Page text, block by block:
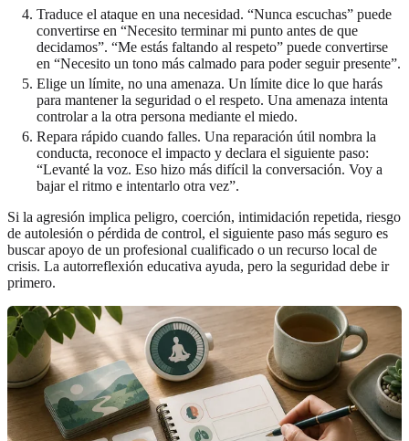
Traduce el ataque en una necesidad. “Nunca escuchas” puede
convertirse en “Necesito terminar mi punto antes de que
decidamos”. “Me estás faltando al respeto” puede convertirse
en “Necesito un tono más calmado para poder seguir presente”.
Elige un límite, no una amenaza. Un límite dice lo que harás
para mantener la seguridad o el respeto. Una amenaza intenta
controlar a la otra persona mediante el miedo.
Repara rápido cuando falles. Una reparación útil nombra la
conducta, reconoce el impacto y declara el siguiente paso:
“Levanté la voz. Eso hizo más difícil la conversación. Voy a
bajar el ritmo e intentarlo otra vez”.
Si la agresión implica peligro, coerción, intimidación repetida, riesgo
de autolesión o pérdida de control, el siguiente paso más seguro es
buscar apoyo de un profesional cualificado o un recurso local de
crisis. La autorreflexión educativa ayuda, pero la seguridad debe ir
primero.